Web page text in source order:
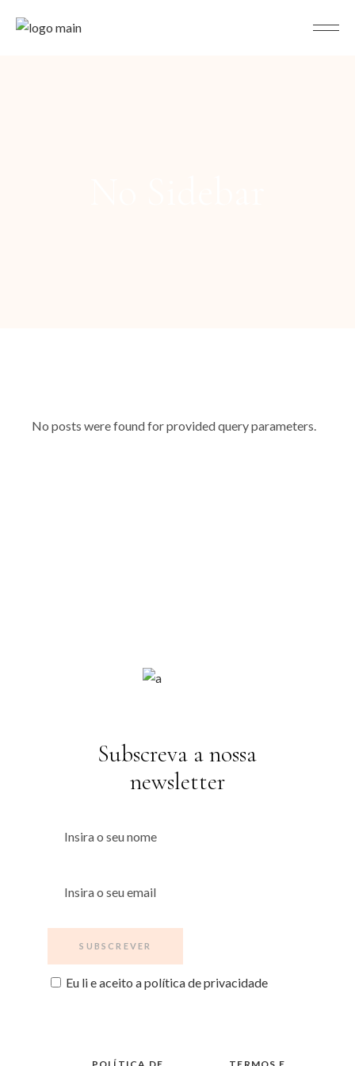
No posts were found for provided query parameters.
Subscreva a nossa
newsletter
Eu li e aceito a política de privacidade